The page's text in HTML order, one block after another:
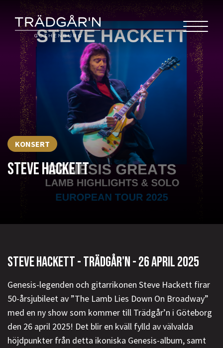
KONSERT
STEVE HACKETT
STEVE HACKETT - TRÄDGÅR'N - 26 APRIL 2025
Genesis-legenden och gitarrikonen Steve Hackett firar
50-årsjubileet av ”The Lamb Lies Down On Broadway”
med en ny show som kommer till Trädgår’n i Göteborg
den 26 april 2025! Det blir en kväll fylld av välvalda
höjdpunkter från detta ikoniska Genesis-album, samt